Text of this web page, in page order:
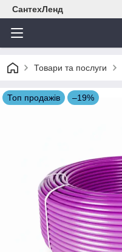
СантехЛенд
Товари та послуги
Топ продажів –19%